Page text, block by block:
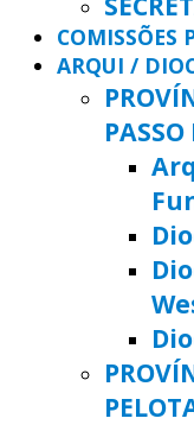
COMISSÕES
ARQUI /